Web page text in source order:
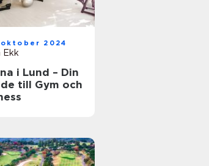
2024
Ekk
i Lund – Din
till Gym och